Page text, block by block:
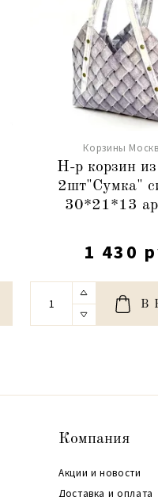
Корзины
Н-р корзин из
2шт"Сумка"
30*21*13
1 430
В
Компания
Акции и новости
Доставка и оплата